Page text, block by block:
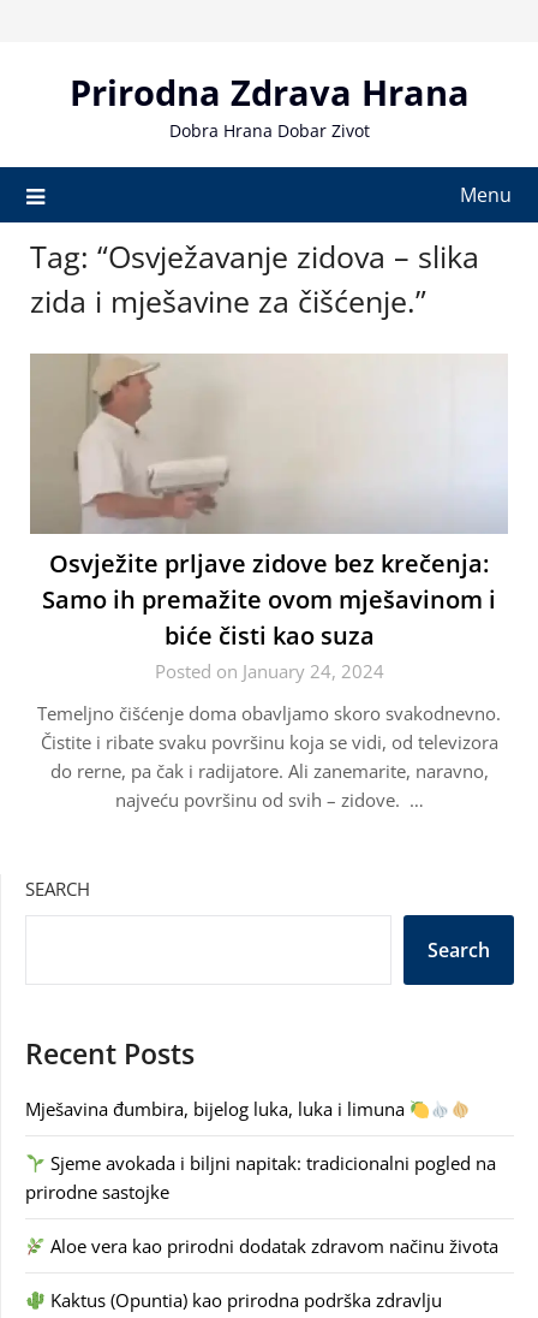
Prirodna Zdrava Hrana
Dobra Hrana Dobar Zivot
Menu
Tag: “Osvježavanje zidova – slika
zida i mješavine za čišćenje.”
Osvježite prljave zidove bez krečenja:
Samo ih premažite ovom mješavinom i
biće čisti kao suza
Posted on January 24, 2024
Temeljno čišćenje doma obavljamo skoro svakodnevno.
Čistite i ribate svaku površinu koja se vidi, od televizora
do rerne, pa čak i radijatore. Ali zanemarite, naravno,
najveću površinu od svih – zidove. …
SEARCH
Search
Recent Posts
Mješavina đumbira, bijelog luka, luka i limuna
Sjeme avokada i biljni napitak: tradicionalni pogled na
prirodne sastojke
Aloe vera kao prirodni dodatak zdravom načinu života
Kaktus (Opuntia) kao prirodna podrška zdravlju